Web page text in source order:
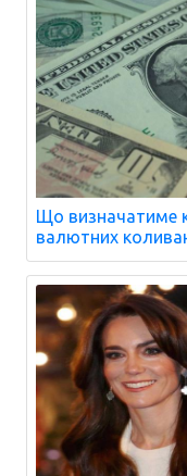
Що визначатиме
валютних